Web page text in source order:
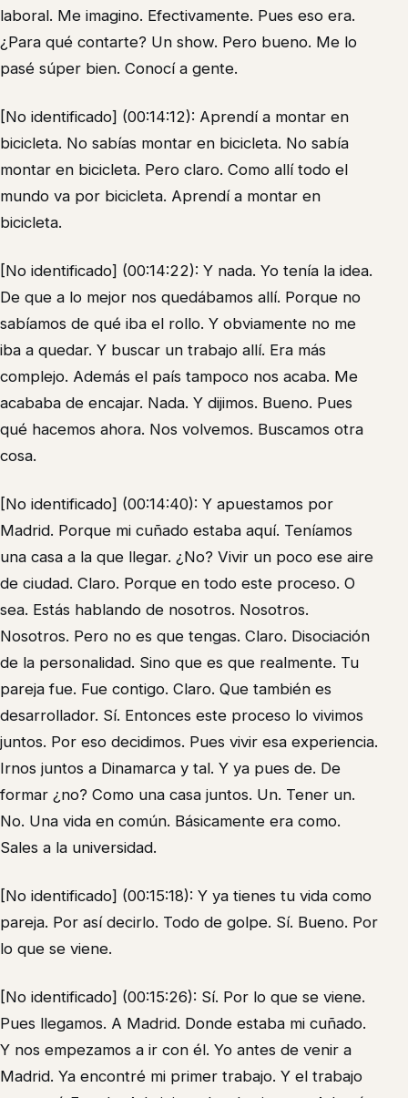
laboral. Me imagino. Efectivamente. Pues eso era.
¿Para qué contarte? Un show. Pero bueno. Me lo
pasé súper bien. Conocí a gente.
[No identificado] (00:14:12): Aprendí a montar en
bicicleta. No sabías montar en bicicleta. No sabía
montar en bicicleta. Pero claro. Como allí todo el
mundo va por bicicleta. Aprendí a montar en
bicicleta.
[No identificado] (00:14:22): Y nada. Yo tenía la idea.
De que a lo mejor nos quedábamos allí. Porque no
sabíamos de qué iba el rollo. Y obviamente no me
iba a quedar. Y buscar un trabajo allí. Era más
complejo. Además el país tampoco nos acaba. Me
acababa de encajar. Nada. Y dijimos. Bueno. Pues
qué hacemos ahora. Nos volvemos. Buscamos otra
cosa.
[No identificado] (00:14:40): Y apuestamos por
Madrid. Porque mi cuñado estaba aquí. Teníamos
una casa a la que llegar. ¿No? Vivir un poco ese aire
de ciudad. Claro. Porque en todo este proceso. O
sea. Estás hablando de nosotros. Nosotros.
Nosotros. Pero no es que tengas. Claro. Disociación
de la personalidad. Sino que es que realmente. Tu
pareja fue. Fue contigo. Claro. Que también es
desarrollador. Sí. Entonces este proceso lo vivimos
juntos. Por eso decidimos. Pues vivir esa experiencia.
Irnos juntos a Dinamarca y tal. Y ya pues de. De
formar ¿no? Como una casa juntos. Un. Tener un.
No. Una vida en común. Básicamente era como.
Sales a la universidad.
[No identificado] (00:15:18): Y ya tienes tu vida como
pareja. Por así decirlo. Todo de golpe. Sí. Bueno. Por
lo que se viene.
[No identificado] (00:15:26): Sí. Por lo que se viene.
Pues llegamos. A Madrid. Donde estaba mi cuñado.
Y nos empezamos a ir con él. Yo antes de venir a
Madrid. Ya encontré mi primer trabajo. Y el trabajo